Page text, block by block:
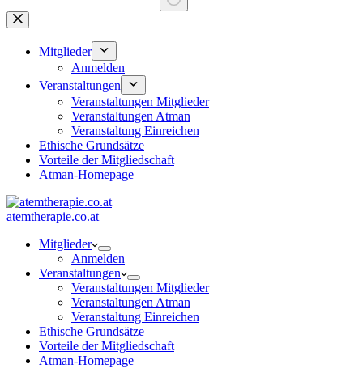
Keine
Ergebnisse
Mitglieder
Anmelden
Veranstaltungen
Veranstaltungen Mitglieder
Veranstaltungen Atman
Veranstaltung Einreichen
Ethische Grundsätze
Vorteile der Mitgliedschaft
Atman-Homepage
atemtherapie.co.at
Mitglieder
Anmelden
Veranstaltungen
Veranstaltungen Mitglieder
Veranstaltungen Atman
Veranstaltung Einreichen
Ethische Grundsätze
Vorteile der Mitgliedschaft
Atman-Homepage